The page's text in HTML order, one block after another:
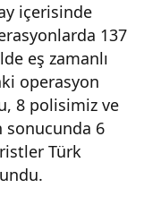
içerisinde
137
eş zamanlı
operasyon
8 polisimiz ve
sonucunda 6
Türk